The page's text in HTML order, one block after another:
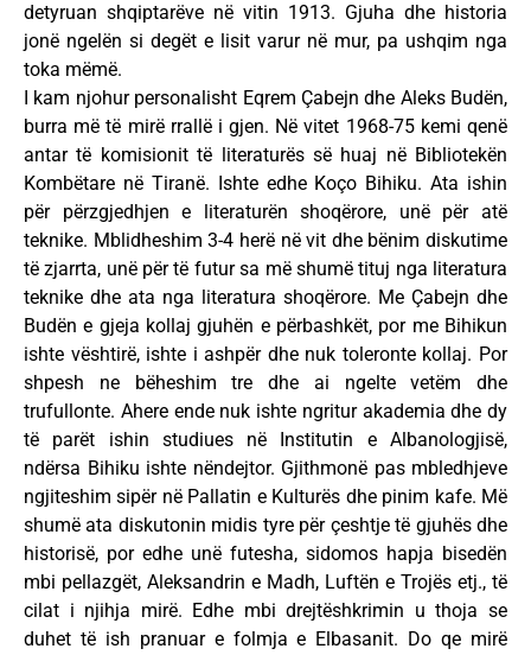
detyruan shqiptarëve në vitin 1913. Gjuha dhe historia
jonë ngelën si degët e lisit varur në mur, pa ushqim nga
toka mëmë.
I kam njohur personalisht Eqrem Çabejn dhe Aleks Budën,
burra më të mirë rrallë i gjen. Në vitet 1968-75 kemi qenë
antar të komisionit të literaturës së huaj në Bibliotekën
Kombëtare në Tiranë. Ishte edhe Koço Bihiku. Ata ishin
për përzgjedhjen e literaturën shoqërore, unë për atë
teknike. Mblidheshim 3-4 herë në vit dhe bënim diskutime
të zjarrta, unë për të futur sa më shumë tituj nga literatura
teknike dhe ata nga literatura shoqërore. Me Çabejn dhe
Budën e gjeja kollaj gjuhën e përbashkët, por me Bihikun
ishte vështirë, ishte i ashpër dhe nuk toleronte kollaj. Por
shpesh ne bëheshim tre dhe ai ngelte vetëm dhe
trufullonte. Ahere ende nuk ishte ngritur akademia dhe dy
të parët ishin studiues në Institutin e Albanologjisë,
ndërsa Bihiku ishte nëndejtor. Gjithmonë pas mbledhjeve
ngjiteshim sipër në Pallatin e Kulturës dhe pinim kafe. Më
shumë ata diskutonin midis tyre për çeshtje të gjuhës dhe
historisë, por edhe unë futesha, sidomos hapja bisedën
mbi pellazgët, Aleksandrin e Madh, Luftën e Trojës etj., të
cilat i njihja mirë. Edhe mbi drejtëshkrimin u thoja se
duhet të ish pranuar e folmja e Elbasanit. Do qe mirë